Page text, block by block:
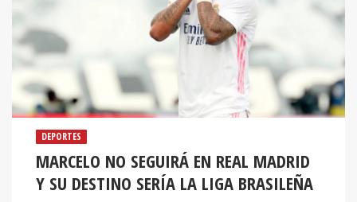
DEPORTES
MARCELO NO SEGUIRÁ EN REAL MADRID
Y SU DESTINO SERÍA LA LIGA BRASILEÑA